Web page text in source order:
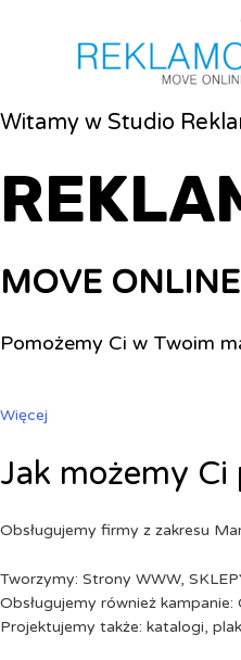
Witamy w Studio
MOVE ONLINE
Pomożemy Ci w Twoim
Więcej
Jak możemy Ci
Obsługujemy firmy z zakresu
Tworzymy: Strony WWW,
Obsługujemy również
Projektujemy także: katalogi,